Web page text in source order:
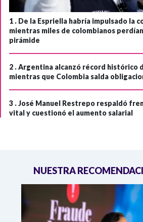
1 . De la Espriella habría impulsado la
mientras miles de colombianos
pirámide
2 .Argentina alcanzó récord histórico
mientras que Colombia salda
3 .José Manuel Restrepo respaldó
vital y cuestionó el aumento salarial
NUESTRA